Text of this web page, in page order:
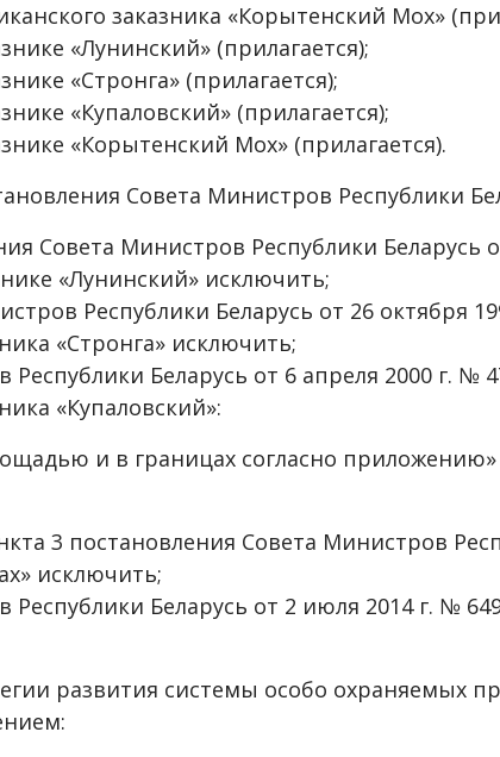
заказника «Корытенский Мох»
«Лунинский» (прилагается);
«Стронга» (прилагается);
«Купаловский» (прилагается);
«Корытенский Мох» (прилагается).
Совета Министров Республики
Совета Министров Республики Беларусь
«Лунинский» исключить;
Республики Беларусь от 26 октября
«Стронга» исключить;
Беларусь от 6 апреля 2000 г. №
«Купаловский»:
и в границах согласно
3 постановления Совета Министров
исключить;
Беларусь от 2 июля 2014 г. №
развития системы особо охраняемых